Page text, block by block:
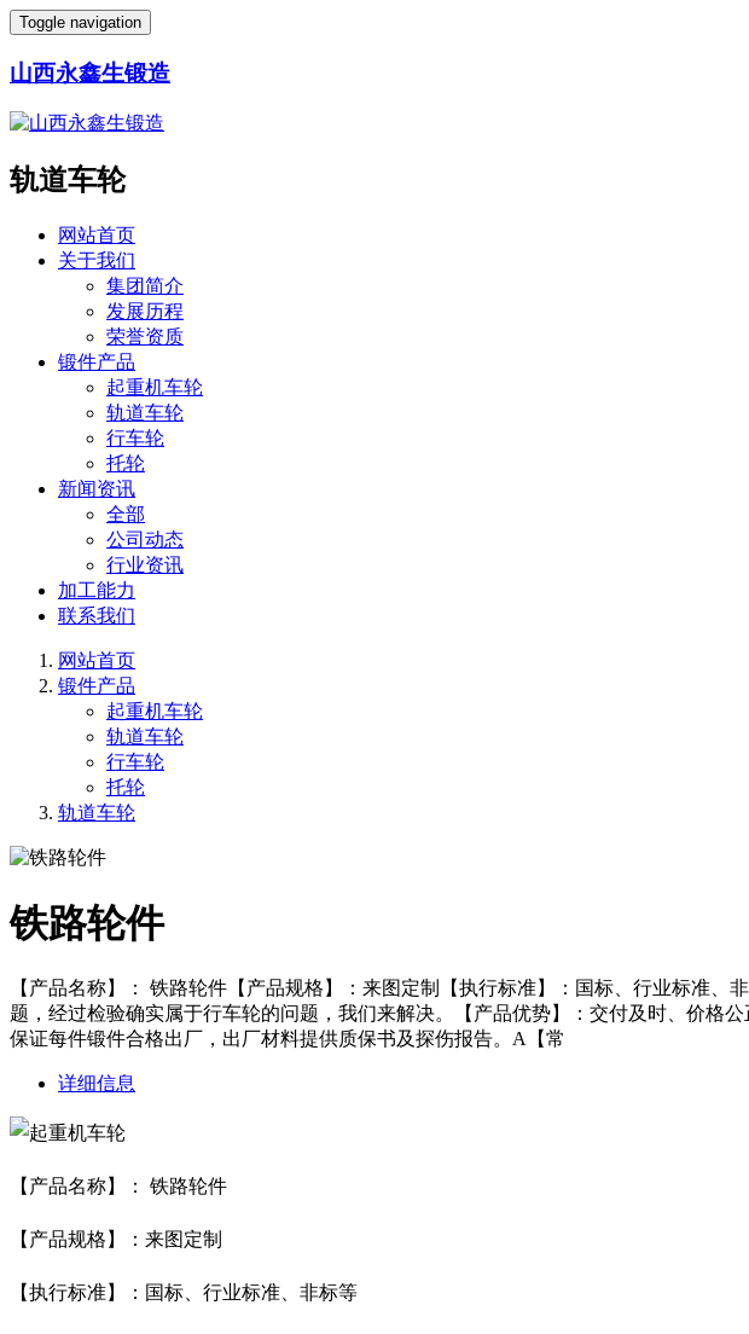
Toggle navigation
山西永鑫生锻造
轨道车轮
网站首页
关于我们
集团简介
发展历程
荣誉资质
锻件产品
起重机车轮
轨道车轮
行车轮
托轮
新闻资讯
全部
公司动态
行业资讯
加工能力
联系我们
网站首页
锻件产品
起重机车轮
轨道车轮
行车轮
托轮
轨道车轮
铁路轮件
【产品名称】： 铁路轮件【产品规格】：来图定制【执行标准】：国标、行业标准
题，经过检验确实属于行车轮的问题，我们来解决。【产品优势】：交付及时、价格
保证每件锻件合格出厂，出厂材料提供质保书及探伤报告。A【常
详细信息
【产品名称】： 铁路轮件
【产品规格】：来图定制
【执行标准】：国标、行业标准、非标等